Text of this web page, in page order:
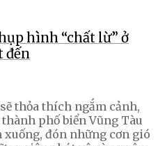
hình “chất lừ” ở
đến
thỏa thích ngắm cảnh,
phố biển Vũng Tàu
đón những cơn gió